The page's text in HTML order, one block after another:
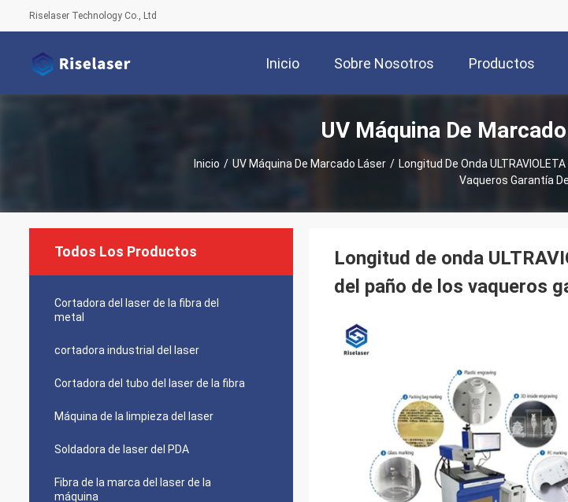
Riselaser Technology Co., Ltd
Inicio Sobre Nosotros Productos
UV Máquina De
Inicio / UV Máquina De Marcado Láser / Longitud De Onda
Vaqueros Garantía
Todos Los Productos
Cortadora del laser de la fibra del
metal
cortadora industrial del laser
Cortadora del tubo del laser de la fibra
Máquina de la limpieza del laser
Soldadora de laser del PDA
Fibra de la marca del laser de la
máquina
Longitud de onda
del paño de los vaqueros